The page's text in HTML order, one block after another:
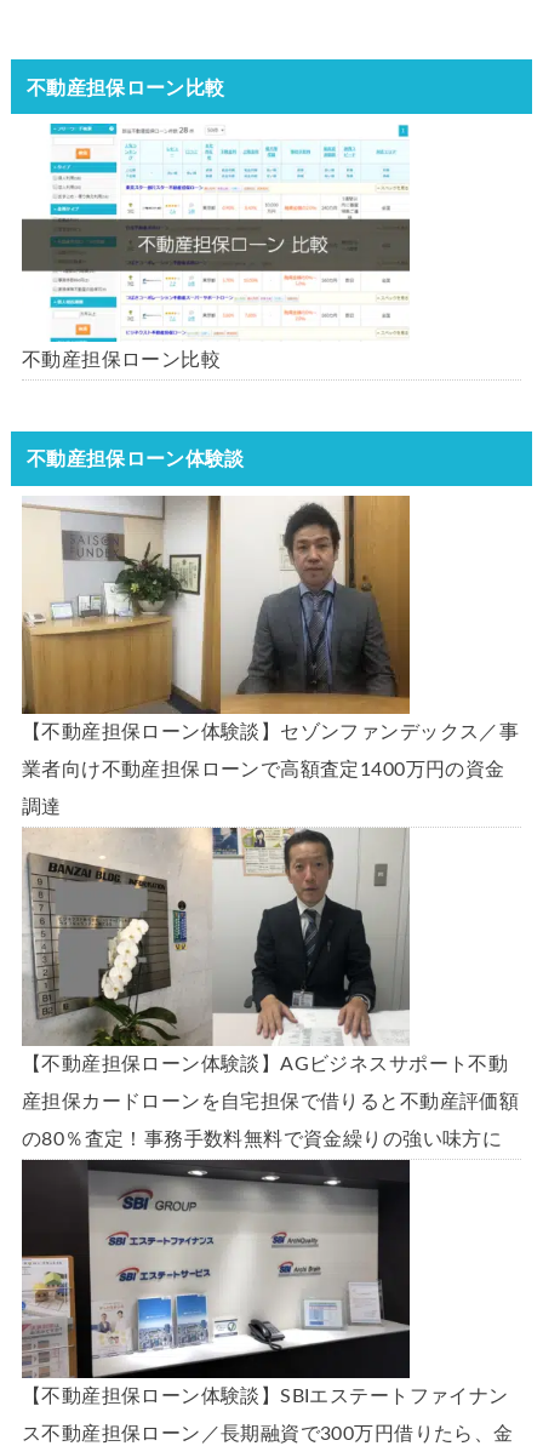
不動産担保ローン比較
不動産担保ローン比較
不動産担保ローン体験談
【不動産担保ローン体験談】セゾンファンデックス／事
業者向け不動産担保ローンで高額査定1400万円の資金
調達
【不動産担保ローン体験談】AGビジネスサポート不動
産担保カードローンを自宅担保で借りると不動産評価額
の80％査定！事務手数料無料で資金繰りの強い味方に
【不動産担保ローン体験談】SBIエステートファイナン
ス不動産担保ローン／長期融資で300万円借りたら、金